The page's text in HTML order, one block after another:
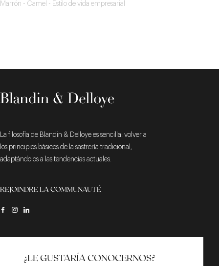
Marrón - Camel - Estilo de vida empresarial
La filosofía de Blandin & Delloye es sencilla: volver a
los principios básicos de la sastrería tradicional,
adaptándolos a las tendencias actuales.
REJOINDRE LA COMMUNAUTÉ
¿LE GUSTARÍA CONOCERNOS?